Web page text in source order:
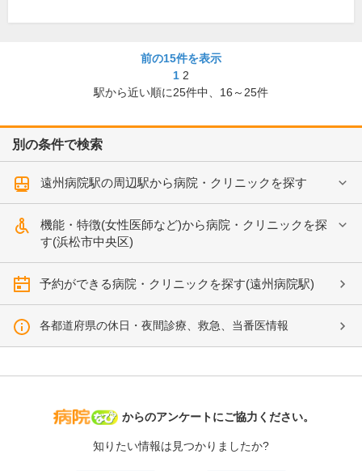
前の15件を表示
1 2
駅から近い順に25件中、 16～25件
別の条件で検索
遠州病院駅の周辺駅から病院・クリニックを探す
機能・特徴(女性医師など)から病院・クリニックを探
す(浜松市中央区)
予約ができる病院・クリニックを探す(遠州病院駅)
各都道府県の休日・夜間診療、救急、当番医情報
病院なび
からのアンケートにご協力ください。
知りたい情報は見つかりましたか?